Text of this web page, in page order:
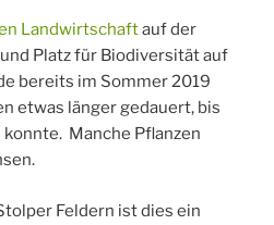
Landwirtschaftauf der
Platz für Biodiversität auf
bereits im Sommer 2019
etwas länger gedauert, bis
Manche Pflanzen
Feldern ist dies ein